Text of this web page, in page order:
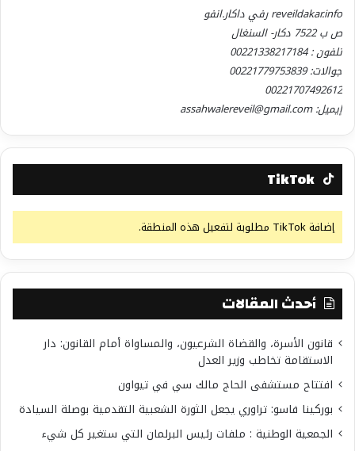
reveildakar.info رفي داكار.انفو
ص ب 7522 دكار- السنغال
تلفون : 00221338217184
جوالات: 00221779753839
00221707492612
إيميل: assahwalereveil@gmail.com
TikTok
إضافة TikTok مطلوبة لتفعيل هذه المنطقة.
أحدث المقالات
قانون الأسرة، والقضاة الشرعيون، والمساواة أمام القانون: دار
الاستقامة تخاطب وزير العدل
افتتاح مستشفى الحاج مالك سي في تيواون
بوركينا فاسو: تراوري يجعل الثورة الشعبية التقدمية بوصلة السيادة
الجمعية الوطنية : ملفات رئيس البرلمان التي ستغير كل شيء